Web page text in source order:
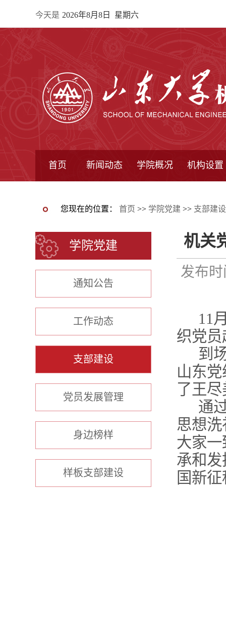
今天是 2026年8月8日 星期六
首页 新闻动态 学院概况 机构设置
您现在的位置： 首页 >> 学院党建 >> 支部建设
学院党建
通知公告
工作动态
支部建设
党员发展管理
身边榜样
样板支部建设
机关
发布
11
织党
到
山东
了王
通
思想
大家
承和
国新